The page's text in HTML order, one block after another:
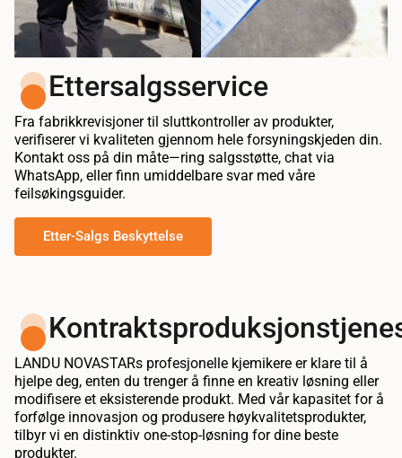
Ettersalgsservice
Fra fabrikkrevisjoner til sluttkontroller av produkter,
verifiserer vi kvaliteten gjennom hele forsyningskjeden din.
Kontakt oss på din måte—ring salgsstøtte, chat via
WhatsApp, eller finn umiddelbare svar med våre
feilsøkingsguider.
Etter-Salgs Beskyttelse
LANDU NOVASTARs profesjonelle kjemikere er klare til å
hjelpe deg, enten du trenger å finne en kreativ løsning eller
modifisere et eksisterende produkt. Med vår kapasitet for å
forfølge innovasjon og produsere høykvalitetsprodukter,
tilbyr vi en distinktiv one-stop-løsning for dine beste
produkter.